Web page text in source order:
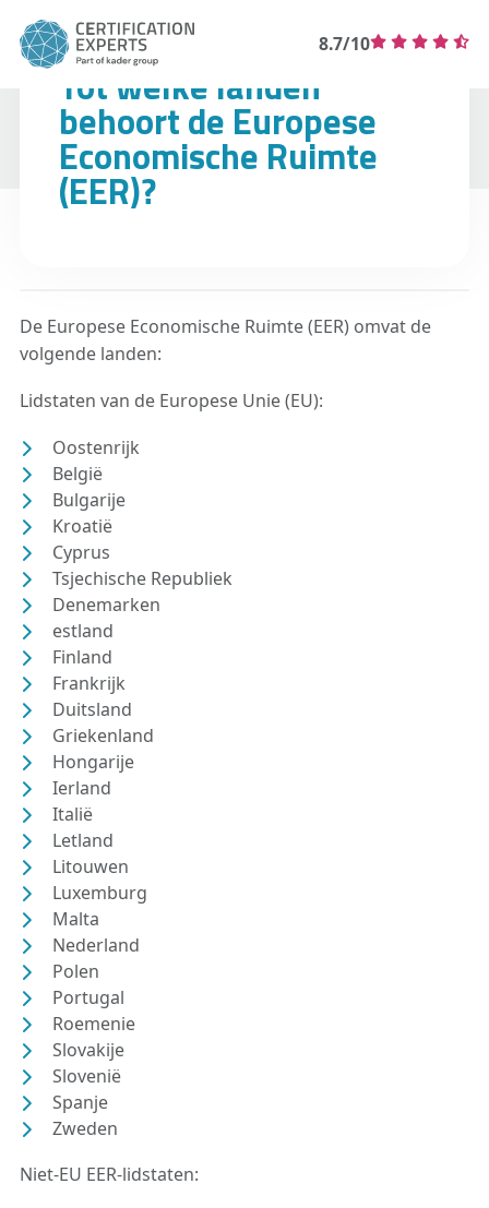
8.7/10
Tot welke landen
behoort de Europese
Economische Ruimte
(EER)?
De Europese Economische Ruimte (EER) omvat de
volgende landen:
Lidstaten van de Europese Unie (EU):
Oostenrijk
België
Bulgarije
Kroatië
Cyprus
Tsjechische Republiek
Denemarken
estland
Finland
Frankrijk
Duitsland
Griekenland
Hongarije
Ierland
Italië
Letland
Litouwen
Luxemburg
Malta
Nederland
Polen
Portugal
Roemenie
Slovakije
Slovenië
Spanje
Zweden
Niet-EU EER-lidstaten: